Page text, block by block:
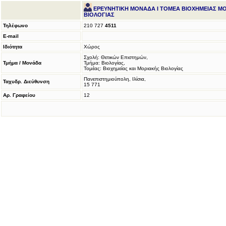
ΕΡΕΥΝΗΤΙΚΗ ΜΟΝΑΔΑ Ι ΤΟΜΕΑ ΒΙΟΧΗΜΕΙΑΣ
ΒΙΟΛΟΓΙΑΣ
Τηλέφωνο 210 727 4511
E-mail
Ιδιότητα
Χώρος
Τμήμα / Μονάδα
Σχολή: Θετικών Επιστημών,
Τμήμα: Βιολογίας,
Τομέας: Βιοχημείας και Μοριακής Βιολογίας
Ταχυδρ. Διεύθυνση
Πανεπιστημιούπολη, Ιλίσια,
15 771
Αρ. Γραφείου
12